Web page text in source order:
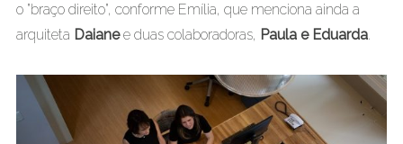
o ”braço direito”, conforme Emília, que menciona ainda a
arquiteta Daianee duas colaboradoras, Paula e Eduarda.